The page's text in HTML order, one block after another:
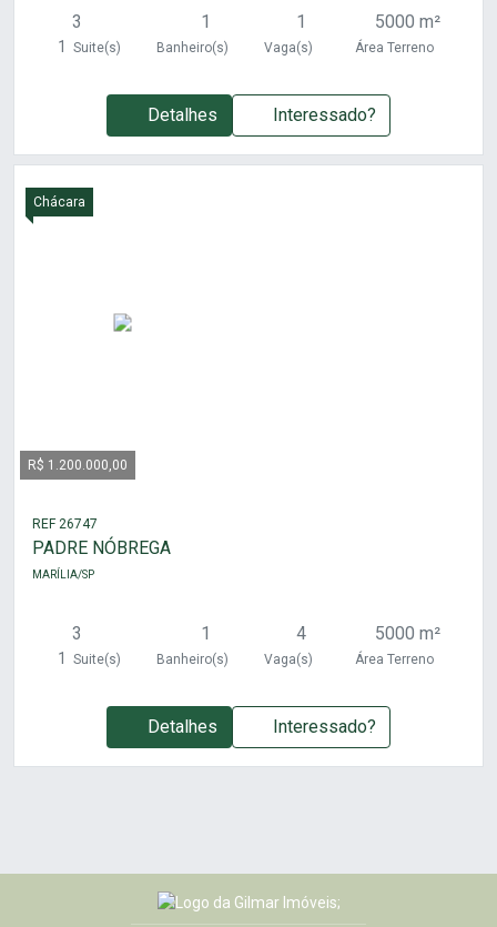
3
1 Suite(s)
1
Banheiro(s)
1
Vaga(s)
5000 m²
Área Terreno
Detalhes Interessado?
Chácara
R$ 1.200.000,00
REF 26747
PADRE NÓBREGA
MARÍLIA/SP
3
1 Suite(s)
1
Banheiro(s)
4
Vaga(s)
5000 m²
Área Terreno
Detalhes Interessado?